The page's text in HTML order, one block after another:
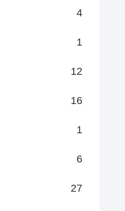
4
1
12
16
1
6
27